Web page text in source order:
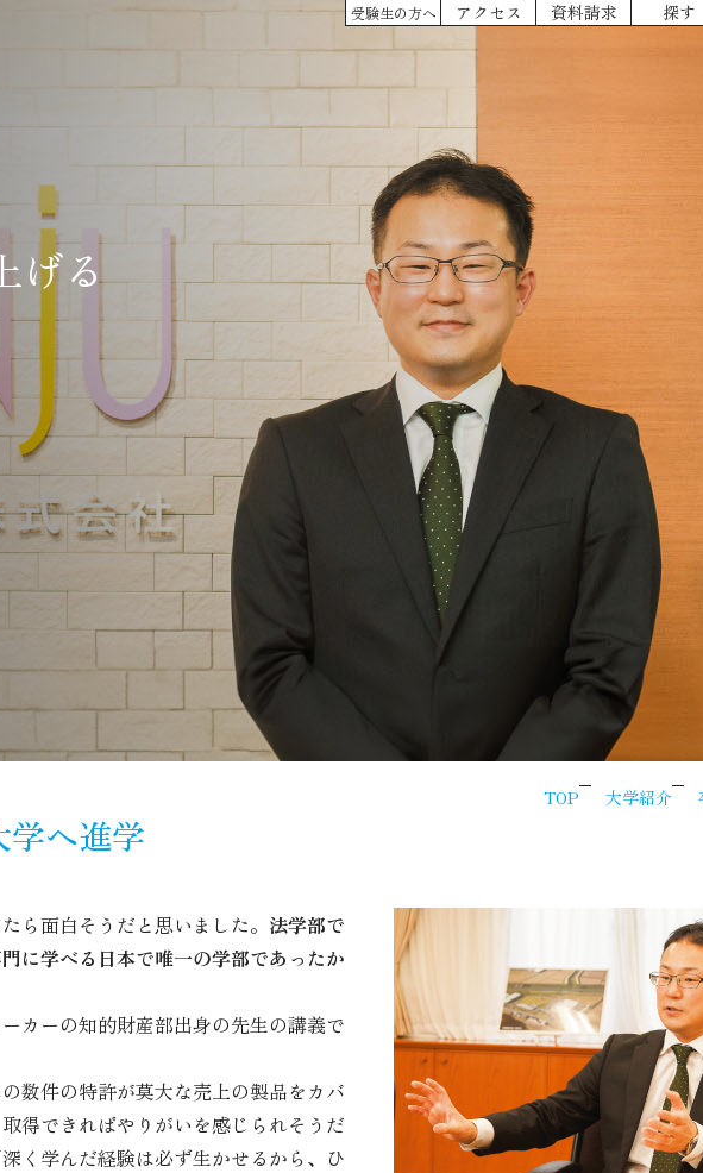
受験生の方へ アクセス 資料請求 探す
げる
TOP 大学紹介
へ進学
ら面白そうだと思いました。 法学部で
に学べる日本で唯一の学部であったか
カーの知的財産部出身の先生の講義で
数件の特許が莫大な売上の製品をカバ
得できればやりがいを感じられそうだ
く学んだ経験は必ず生かせるから、ひ